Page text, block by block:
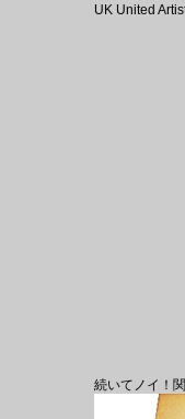
UK United
続いてノイ！